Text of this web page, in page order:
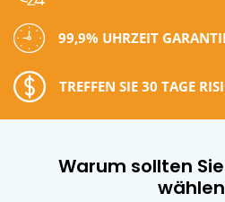
99,9% UHRZEIT
TREFFEN SIE 30 TAGE
Warum sollten